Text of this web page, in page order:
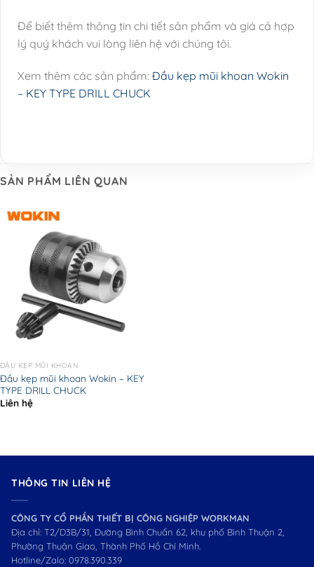
Để biết thêm thông tin chi tiết sản phẩm và giá cả hợp
lý quý khách vui lòng liên hệ với chúng tôi.
Xem thêm các sản phẩm: Đầu kẹp mũi khoan Wokin
– KEY TYPE DRILL CHUCK
SẢN PHẨM LIÊN QUAN
ĐẦU KẸP MŨI KHOAN
Đầu kẹp mũi khoan Wokin – KEY
TYPE DRILL CHUCK
Liên hệ
THÔNG TIN LIÊN HỆ
CÔNG TY CỔ PHẦN THIẾT BỊ CÔNG NGHIỆP WORKMAN
Địa chỉ: T2/D3B/31, Đường Bình Chuẩn 62, khu phố Bình Thuận 2,
Phường Thuận Giao, Thành Phố Hồ Chí Minh.
Hotline/Zalo: 0978.390.339